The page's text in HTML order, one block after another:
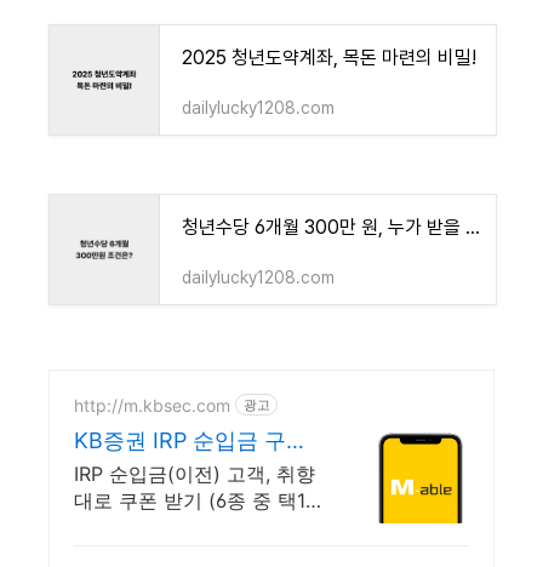
2025 청년도약계좌, 목돈 마련의 비밀!
dailylucky1208.com
청년수당 6개월 300만 원, 누가 받을 수 있을까? 조건 총정리!
dailylucky1208.com
http://m.kbsec.com 광고
KB증권 IRP 순입금 구간
별 쿠폰 지급
IRP 순입금(이전) 고객, 취향
대로 쿠폰 받기 (6종 중 택1,